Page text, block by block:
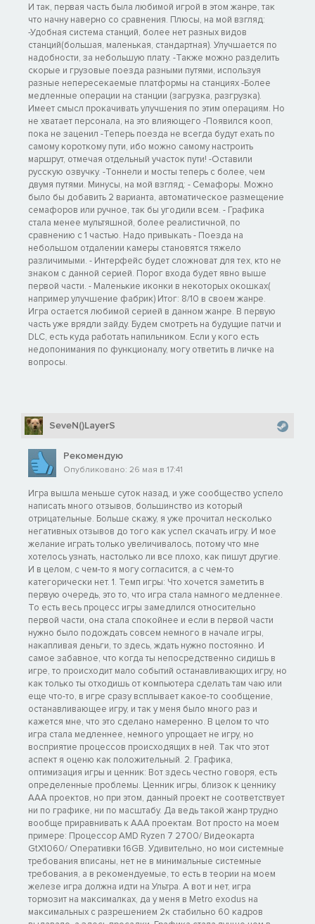
И так, первая часть была любимой игрой в этом жанре, так
что начну наверно со сравнения. Плюсы, на мой взгляд:
-Удобная система станций, более нет разных видов
станций(большая, маленькая, стандартная). Улучшается по
надобности, за небольшую плату. -Также можно разделить
скорые и грузовые поезда разными путями, используя
разные непересекаемые платформы на станциях -Более
медленные операции на станции (загрузка, разгрузка).
Имеет смысл прокачивать улучшения по этим операциям. Но
не хватает персонала, на это влияющего -Появился кооп,
пока не заценил -Теперь поезда не всегда будут ехать по
самому короткому пути, ибо можно самому настроить
маршрут, отмечая отдельный участок пути! -Оставили
русскую озвучку. -Тоннели и мосты теперь с более, чем
двумя путями. Минусы, на мой взгляд: - Семафоры. Можно
было бы добавить 2 варианта, автоматическое размещение
семафоров или ручное, так бы угодили всем. - Графика
стала менее мультяшной, более реалистичной, по
сравнению с 1 частью. Надо привыкать - Поезда на
небольшом отдалении камеры становятся тяжело
различимыми. - Интерфейс будет сложноват для тех, кто не
знаком с данной серией. Порог входа будет явно выше
первой части. - Маленькие иконки в некоторых окошках(
например улучшение фабрик) Итог: 8/10 в своем жанре.
Игра остается любимой серией в данном жанре. В первую
часть уже врядли зайду. Будем смотреть на будущие патчи и
DLC, есть куда работать напильником. Если у кого есть
недопонимания по функционалу, могу ответить в личке на
вопросы.
SeveN()LayerS
Рекомендую
Опубликовано: 26 мая в 17:41
Игра вышла меньше суток назад, и уже сообщество успело
написать много отзывов, большинство из который
отрицательные. Больше скажу, я уже прочитал несколько
негативных отзывов до того как успел скачать игру. И мое
желание играть только увеличивалось, потому что мне
хотелось узнать, настолько ли все плохо, как пишут другие.
И в целом, с чем-то я могу согласится, а с чем-то
категорически нет. 1. Темп игры: Что хочется заметить в
первую очередь, это то, что игра стала намного медленнее.
То есть весь процесс игры замедлился относительно
первой части, она стала спокойнее и если в первой части
нужно было подождать совсем немного в начале игры,
накапливая деньги, то здесь, ждать нужно постоянно. И
самое забавное, что когда ты непосредственно сидишь в
игре, то происходит мало событий останавливающих игру, но
как только ты отходишь от компьютера сделать там чаю или
еще что-то, в игре сразу всплывает какое-то сообщение,
останавливающее игру, и так у меня было много раз и
кажется мне, что это сделано намеренно. В целом то что
игра стала медленнее, немного упрощает не игру, но
восприятие процессов происходящих в ней. Так что этот
аспект я оценю как положительный. 2. Графика,
оптимизация игры и ценник: Вот здесь честно говоря, есть
определенные проблемы. Ценник игры, близок к ценнику
AAA проектов, но при этом, данный проект не соответствует
ни по графике, ни по масштабу. Да ведь такой жанр трудно
вообще приравнивать к AAA проектам. Вот просто на моем
примере: Процессор AMD Ryzen 7 2700/ Видеокарта
GtX1060/ Оперативки 16GB. Удивительно, но мои системные
требования вписаны, нет не в минимальные системные
требования, а в рекомендуемые, то есть в теории на моем
железе игра должна идти на Ультра. А вот и нет, игра
тормозит на максималках, да у меня в Metro exodus на
максимальных с разрешением 2к стабильно 60 кадров